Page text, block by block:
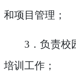
和项目管理；
3 ．负责校
培训工作；